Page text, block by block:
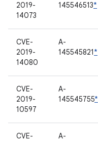
2019-
14073
145546513*
CVE-
2019-
14080
A-
145545821*
CVE-
2019-
10597
A-
145545755*
CVE-
A-